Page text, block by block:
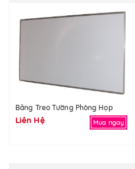
Bảng Treo Tường Phòng Họp
Liên Hệ Mua ngay